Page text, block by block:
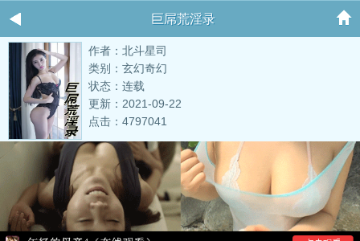
巨屌荒淫录
作者：北斗星司
类别：玄幻奇幻
状态：连载
更新：2021-09-22
点击：4797041